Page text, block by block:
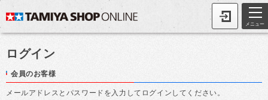
メニュー
ログイン
会員のお客様
メールアドレスとパスワードを入力してログインしてください。